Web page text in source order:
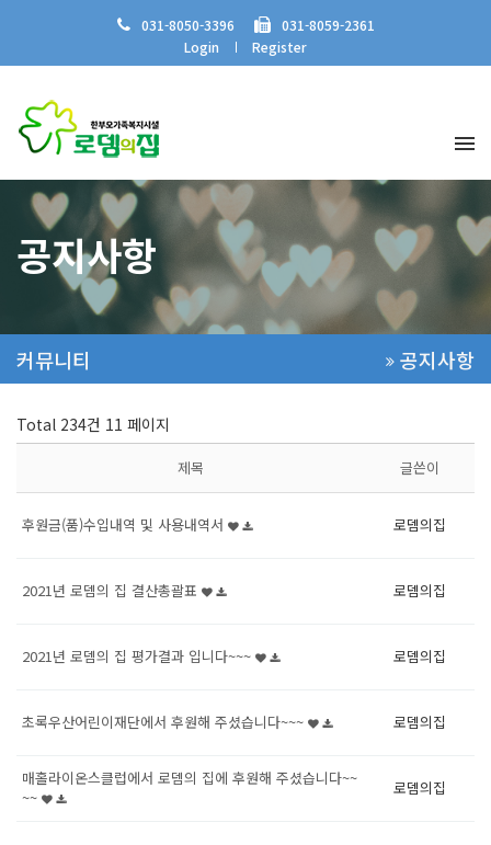
031-8050-3396
031-8059-2361
Login
Register
공지사항
커뮤니티 공지사항
Total 234건 11 페이지
제목 글쓴이
후원금(품)수입내역 및 사용내역서 로뎀의집
2021년 로뎀의 집 결산총괄표 로뎀의집
2021년 로뎀의 집 평가결과 입니다~~~ 로뎀의집
초록우산어린이재단에서 후원해 주셨습니다~~~ 로뎀의집
매홀라이온스클럽에서 로뎀의 집에 후원해 주셨습니다~~
~~
로뎀의집